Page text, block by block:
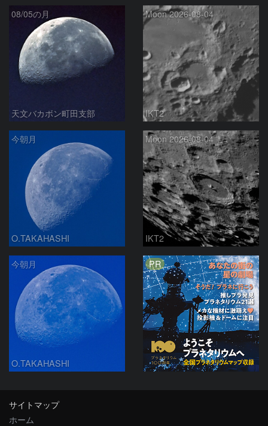
08/05の月
天文バカボン町田支部
Moon 2026-08-04
IKT2
今朝月
O.TAKAHASHI
Moon 2026-08-04
IKT2
今朝月
O.TAKAHASHI
PR
サイトマップ
ホーム